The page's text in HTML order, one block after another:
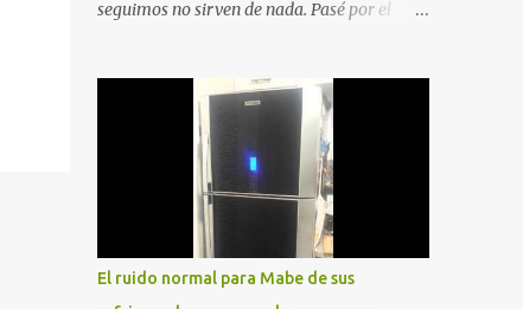
seguimos no sirven de nada. Pasé por el
posible es la soberanía personal. Aquí no
encontrarás frases motivacionales;
encontrarás el registro de un escape. La
comunidad de los que eligen ver Ser un
Cimarrón no es huir del mundo, es aprender
a caminar en él sin llevar puestas las
cadenas de otros 1. La Caída: Al Filo del
Precipicio El momento del quiebre. En Al
El ruido normal para Mabe de sus